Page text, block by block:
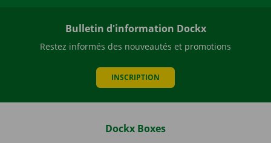
Bulletin d'information Dockx
Restez informés des nouveautés et promotions
INSCRIPTION
Dockx Boxes